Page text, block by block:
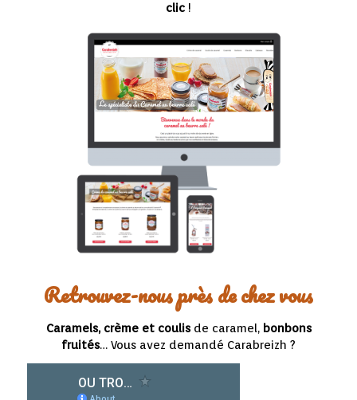
clic !
Retrouvez-nous près de chez vous
Caramels, crème et coulis de caramel, bonbons
fruités… Vous avez demandé Carabreizh ?